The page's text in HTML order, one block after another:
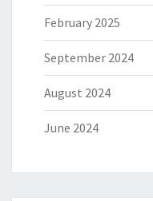
February 2025
September 2024
August 2024
June 2024